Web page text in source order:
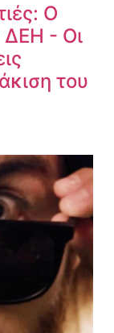
Ο
ΔΕΗ - Οι
του